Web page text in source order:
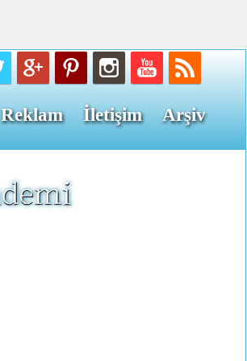
Reklam İletişim Arşiv